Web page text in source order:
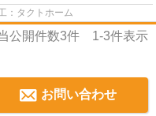
：タクトホーム
公開件数3件 1-3件表示
お問い合わせ